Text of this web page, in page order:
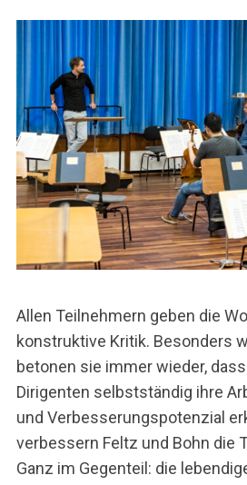
Allen Teilnehmern geben die
konstruktive Kritik. Besonders
betonen sie immer wieder,
Dirigenten selbstständig ihre
und Verbesserungspotenzial
verbessern Feltz und Bohn die
Ganz im Gegenteil: die
S
a
r
f
o
r